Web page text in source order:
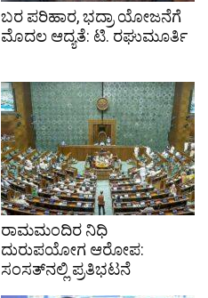
ಬರ ಪರಿಹಾರ, ಭದ್ರಾ ಯೋಜನೆಗೆ
ಮೊದಲ ಆದ್ಯತೆ: ಟಿ. ರಘುಮೂರ್ತಿ
ರಾಮಮಂದಿರ ನಿಧಿ
ದುರುಪಯೋಗ ಆರೋಪ:
ಸಂಸತ್‌ನಲ್ಲಿ ಪ್ರತಿಭಟನೆ